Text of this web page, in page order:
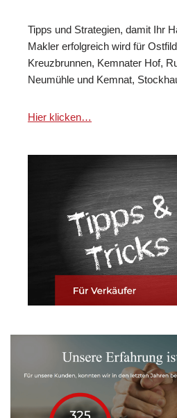
Tipps und Strategien, damit Ihr
Makler erfolgreich wird für
Kreuzbrunnen, Kemnater Hof,
Neumühle und Kemnat,
Hier klicken…